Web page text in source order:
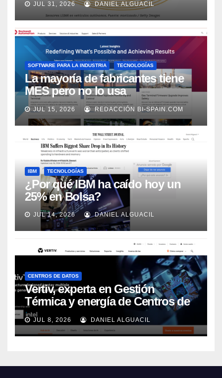
Market Watch
JUL 31, 2026 DANIEL ALGUACIL
SOFTWARE PARA LA INDUSTRIA TECNOLOGÍAS
La mayoría de fabricantes tiene
MES pero no lo usa
adecuadamente, según Rockwell
Automation
JUL 15, 2026 REDACCIÓN BI-SPAIN.COM
IBM TECNOLOGÍAS
¿Por qué IBM ha caído hoy un
25% en Bolsa?
JUL 14, 2026 DANIEL ALGUACIL
CENTROS DE DATOS
Vertiv, experta en Gestión
Térmica y energía de Centros de
Datos, sigue su crecimiento
imparable
JUL 8, 2026 DANIEL ALGUACIL